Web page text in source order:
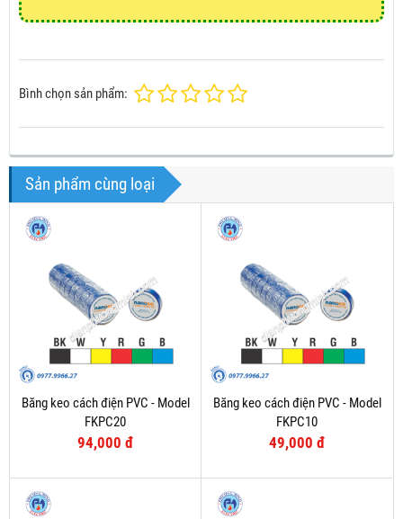
Bình chọn sản phẩm:
Sản phẩm cùng loại
Băng keo cách điện PVC - Model
FKPC20
94,000 đ
Băng keo cách điện PVC - Model
FKPC10
49,000 đ